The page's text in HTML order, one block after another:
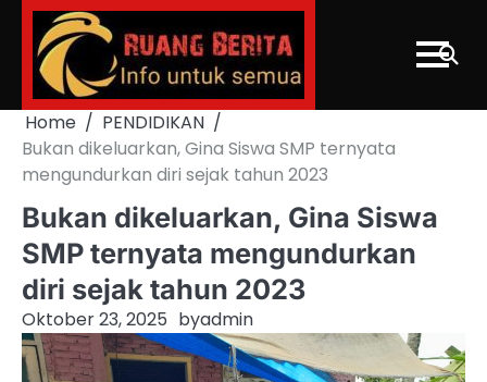
Skip
content
Home
PENDIDIKAN
Bukan dikeluarkan, Gina Siswa SMP ternyata
mengundurkan diri sejak tahun 2023
Bukan dikeluarkan, Gina Siswa
SMP ternyata mengundurkan
diri sejak tahun 2023
Oktober 23, 2025 byadmin